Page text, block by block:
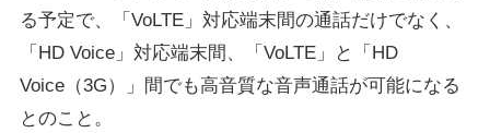
る予定で、「VoLTE」対応端末間の通話だけでなく、
「HD Voice」対応端末間、「VoLTE」と「HD
Voice（3G）」間でも高音質な音声通話が可能になる
とのこと。